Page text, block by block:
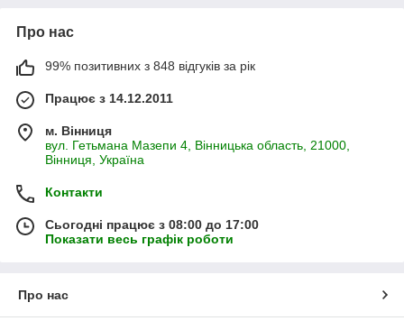
Про нас
99% позитивних з 848 відгуків за рік
Працює з 14.12.2011
м. Вінниця
вул. Гетьмана Мазепи 4, Вінницька область, 21000,
Вінниця, Україна
Контакти
Сьогодні працює з 08:00 до 17:00
Показати весь графік роботи
Про нас